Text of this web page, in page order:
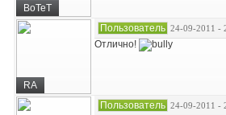
BoTeT
RA
Пользователь 24-09-2011 -
Отлично!
Пользователь 24-09-2011 -